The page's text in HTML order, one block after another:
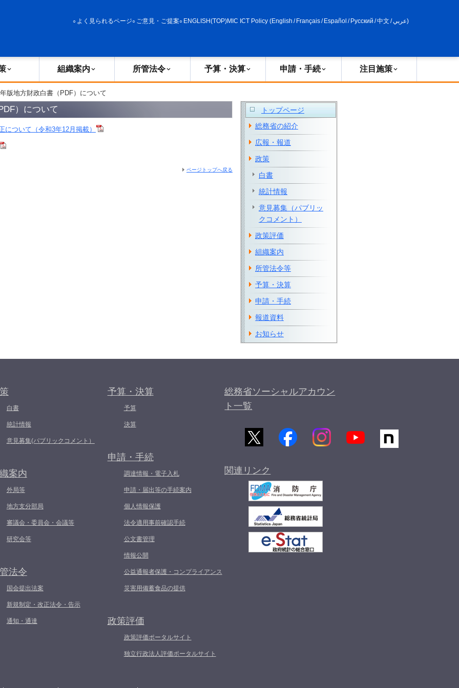
よく見られるページ ご意見・ご提案 ENGLISH(TOP)MIC ICT Policy (English / Français/ Español / Русский /中文 /عربي)
組織案内 所管法令 予算・決算 申請・手続 注目施策
版地方財政白書（PDF）について
）について
ついて（令和3年12月掲載）
ページトップへ戻る
トップページ
総務省の紹介
広報・報道
政策
白書
統計情報
意見募集（パブリッ
クコメント）
政策評価
組織案内
所管法令等
予算・決算
申請・手続
報道資料
お知らせ
白書
統計情報
意見募集(パブリックコメント）
案内
外局等
地方支分部局
審議会・委員会・会議等
研究会等
法令
国会提出法案
新規制定・改正法令・告示
通知・通達
予算・決算
予算
決算
申請・手続
調達情報・電子入札
申請・届出等の手続案内
個人情報保護
法令適用事前確認手続
公文書管理
情報公開
公益通報者保護・コンプライアンス
災害用備蓄食品の提供
政策評価
政策評価ポータルサイト
独立行政法人評価ポータルサイト
総務省ソーシャルアカウン
ト一覧
関連リンク